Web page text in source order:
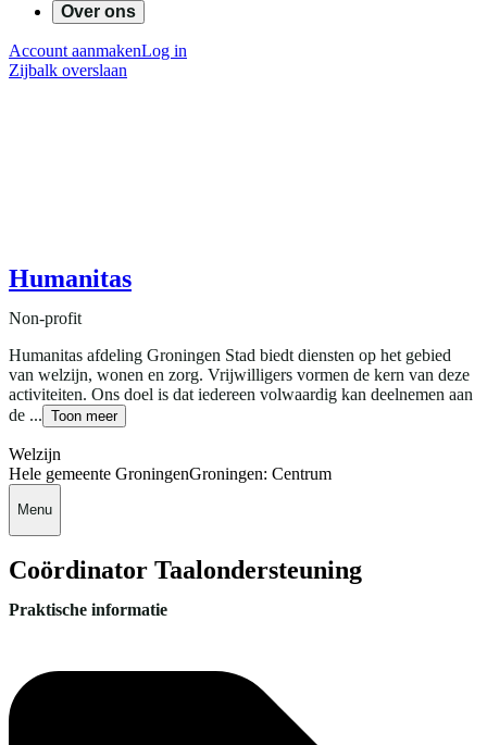
Over ons
Account aanmakenLog in
Zijbalk overslaan
Humanitas
Non-profit
Humanitas afdeling Groningen Stad biedt diensten op het gebied
van welzijn, wonen en zorg. Vrijwilligers vormen de kern van deze
activiteiten. Ons doel is dat iedereen volwaardig kan deelnemen aan
de ... Toon meer
Welzijn
Hele gemeente GroningenGroningen: Centrum
Menu
Coördinator Taalondersteuning
Praktische informatie